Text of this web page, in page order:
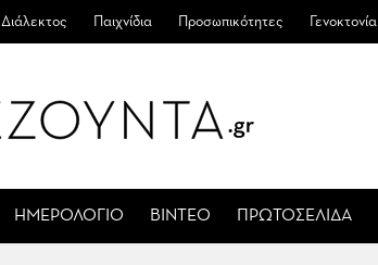
Διάλεκτος Παιχνίδια Προσωπικότητες Γενοκτονία
ΗΜΕΡΟΛΟΓΙΟ ΒΙΝΤΕΟ ΠΡΩΤΟΣΕΛΙΔΑ